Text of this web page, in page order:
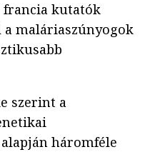
francia kutatók
a maláriaszúnyogok
szerint a
háromféle